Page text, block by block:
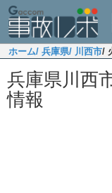
ホーム/ 兵庫県/ 川西市/
兵庫県川西
情報